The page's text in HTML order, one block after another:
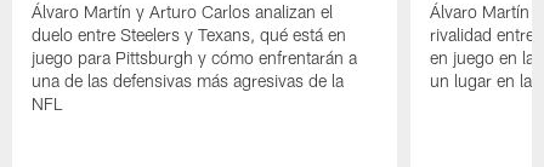
Álvaro Martín y Arturo Carlos analizan el
duelo entre Steelers y Texans, qué está en
juego para Pittsburgh y cómo enfrentarán a
una de las defensivas más agresivas de la
NFL
Álvaro Martín
rivalidad entre
en juego en la
un lugar en la